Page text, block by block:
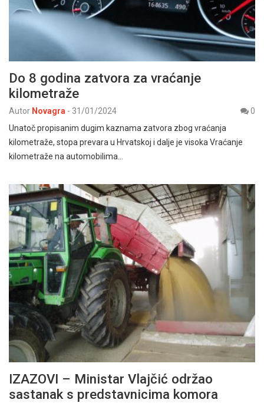
Do 8 godina zatvora za vraćanje
kilometraže
Autor Novagra - 31/01/2024
0
Unatoč propisanim dugim kaznama zatvora zbog vraćanja
kilometraže, stopa prevara u Hrvatskoj i dalje je visoka Vraćanje
kilometraže na automobilima…
IZAZOVI – Ministar Vlajčić održao
sastanak s predstavnicima komora